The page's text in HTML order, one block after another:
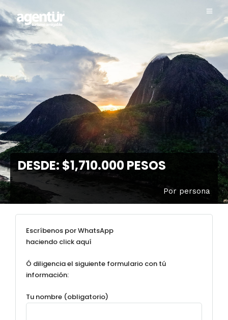
DESDE: $1,710.000 PESOS
Por persona
Escríbenos por WhatsApp
haciendo click aquí
Ó diligencia el siguiente formulario con tú
información:
Tu nombre (obligatorio)